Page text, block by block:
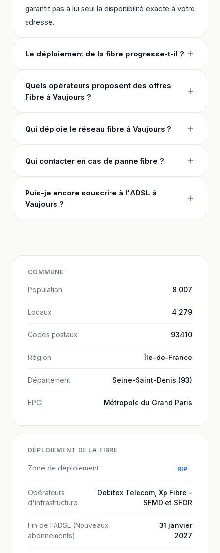
garantit pas à lui seul la disponibilité exacte à votre
adresse.
Le déploiement de la fibre progresse-t-il ?
Quels opérateurs proposent des offres
Fibre à Vaujours ?
Qui déploie le réseau fibre à Vaujours ?
Qui contacter en cas de panne fibre ?
Puis-je encore souscrire à l'ADSL à
Vaujours ?
COMMUNE
Population 8 007
Locaux 4 279
Codes postaux 93410
Région Île-de-France
Département Seine-Saint-Denis (93)
EPCI Métropole du Grand Paris
DÉPLOIEMENT DE LA FIBRE
Zone de déploiement RIP
Opérateurs
d'infrastructure
Debitex Telecom Xp Fibre -
SFMD et SFOR
Fin de l'ADSL (Nouveaux
abonnements)
31 janvier
2027